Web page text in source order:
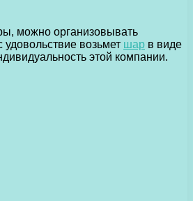
можно организовывать
возьмет шар в виде
этой компании.